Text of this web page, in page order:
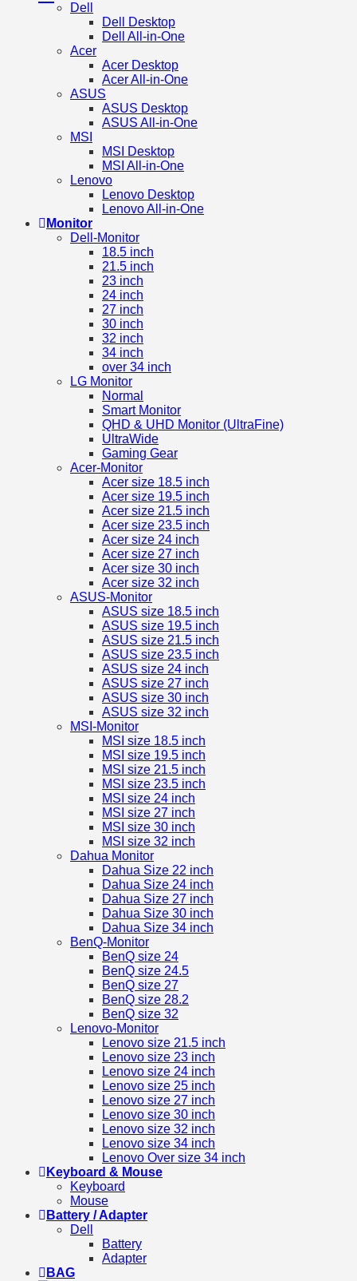
Dell
Dell Desktop
Dell All-in-One
Acer
Acer Desktop
Acer All-in-One
ASUS
ASUS Desktop
ASUS All-in-One
MSI
MSI Desktop
MSI All-in-One
Lenovo
Lenovo Desktop
Lenovo All-in-One
Monitor
Dell-Monitor
18.5 inch
21.5 inch
23 inch
24 inch
27 inch
30 inch
32 inch
34 inch
over 34 inch
LG Monitor
Normal
Smart Monitor
QHD & UHD Monitor (UltraFine)
UltraWide
Gaming Gear
Acer-Monitor
Acer size 18.5 inch
Acer size 19.5 inch
Acer size 21.5 inch
Acer size 23.5 inch
Acer size 24 inch
Acer size 27 inch
Acer size 30 inch
Acer size 32 inch
ASUS-Monitor
ASUS size 18.5 inch
ASUS size 19.5 inch
ASUS size 21.5 inch
ASUS size 23.5 inch
ASUS size 24 inch
ASUS size 27 inch
ASUS size 30 inch
ASUS size 32 inch
MSI-Monitor
MSI size 18.5 inch
MSI size 19.5 inch
MSI size 21.5 inch
MSI size 23.5 inch
MSI size 24 inch
MSI size 27 inch
MSI size 30 inch
MSI size 32 inch
Dahua Monitor
Dahua Size 22 inch
Dahua Size 24 inch
Dahua Size 27 inch
Dahua Size 30 inch
Dahua Size 34 inch
BenQ-Monitor
BenQ size 24
BenQ size 24.5
BenQ size 27
BenQ size 28.2
BenQ size 32
Lenovo-Monitor
Lenovo size 21.5 inch
Lenovo size 23 inch
Lenovo size 24 inch
Lenovo size 25 inch
Lenovo size 27 inch
Lenovo size 30 inch
Lenovo size 32 inch
Lenovo size 34 inch
Lenovo Over size 34 inch
Keyboard & Mouse
Keyboard
Mouse
Battery / Adapter
Dell
Battery
Adapter
BAG